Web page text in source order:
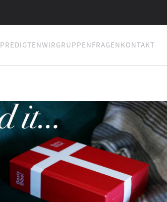
PREDIGTENWIRGRUPPENFRAGENKONTAKT